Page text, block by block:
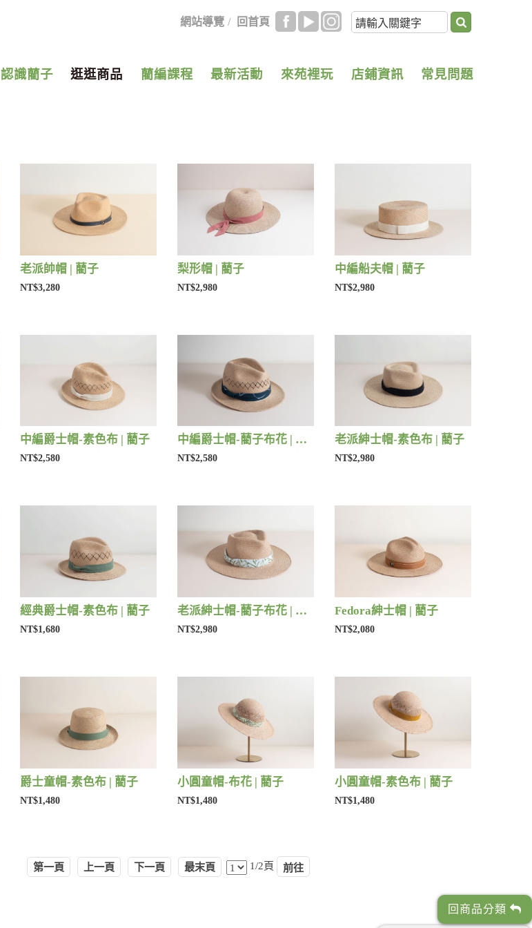
網站導覽 / 回首頁
認識藺子 逛逛商品 藺編課程 最新活動 來苑裡玩 店鋪資訊 常見問題
老派帥帽 | 藺子
NT$3,280
梨形帽 | 藺子
NT$2,980
中編船夫帽 | 藺子
NT$2,980
中編爵士帽-素色布 | 藺子
NT$2,580
中編爵士帽-藺子布花 | 藺子
NT$2,580
老派紳士帽-素色布 | 藺子
NT$2,980
經典爵士帽-素色布 | 藺子
NT$1,680
老派紳士帽-藺子布花 | 藺子
NT$2,980
Fedora紳士帽 | 藺子
NT$2,080
爵士童帽-素色布 | 藺子
NT$1,480
小圓童帽-布花 | 藺子
NT$1,480
小圓童帽-素色布 | 藺子
NT$1,480
第一頁 上一頁 下一頁 最末頁 1/2頁
回商品分類